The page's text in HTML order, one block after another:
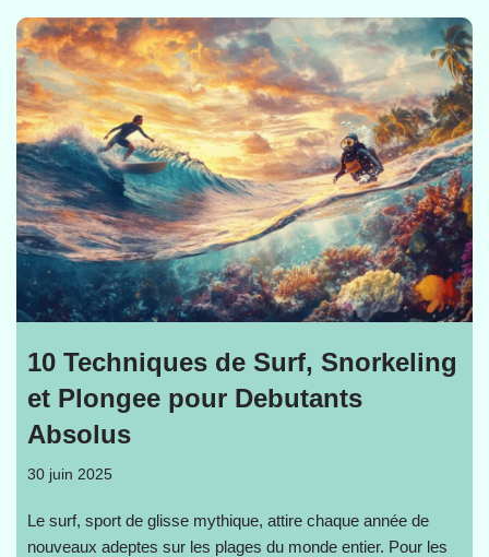
10 Techniques de Surf, Snorkeling
et Plongee pour Debutants
Absolus
30 juin 2025
Le surf, sport de glisse mythique, attire chaque année de
nouveaux adeptes sur les plages du monde entier. Pour les